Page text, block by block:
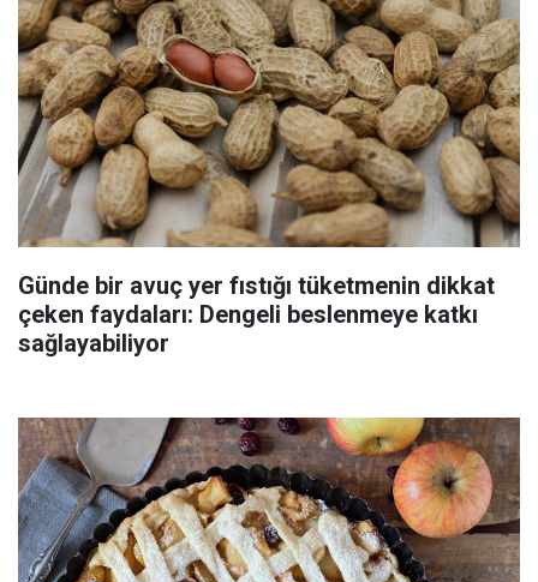
Günde bir avuç yer fıstığı tüketmenin dikkat
çeken faydaları: Dengeli beslenmeye katkı
sağlayabiliyor